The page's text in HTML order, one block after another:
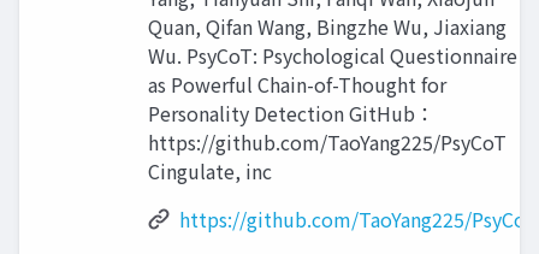
Quan, Qifan Wang, Bingzhe Wu, Jiaxiang
Wu. PsyCoT: Psychological Questionnaire
as Powerful Chain-of-Thought for
Personality Detection GitHub：
https://github.com/TaoYang225/PsyCoT
Cingulate, inc
https://github.com/TaoYang225/PsyCoT